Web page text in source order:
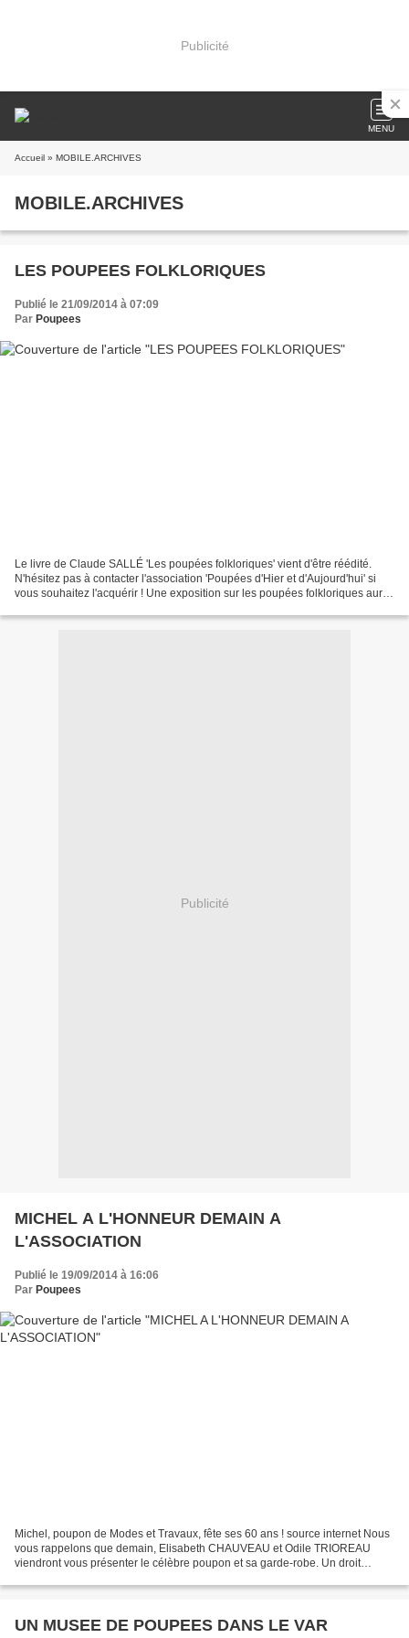
Publicité
MENU
Accueil » MOBILE.ARCHIVES
MOBILE.ARCHIVES
LES POUPEES FOLKLORIQUES
Publié le 21/09/2014 à 07:09
Par Poupees
Le livre de Claude SALLÉ 'Les poupées folkloriques' vient d'être réédité.
N'hésitez pas à contacter l'association 'Poupées d'Hier et d'Aujourd'hui' si
vous souhaitez l'acquérir ! Une exposition sur les poupées folkloriques aura
Publicité
MICHEL A L'HONNEUR DEMAIN A
L'ASSOCIATION
Publié le 19/09/2014 à 16:06
Par Poupees
Michel, poupon de Modes et Travaux, fête ses 60 ans ! source internet Nous
vous rappelons que demain, Elisabeth CHAUVEAU et Odile TRIOREAU
viendront vous présenter le célèbre poupon et sa garde-robe. Un droit
UN MUSEE DE POUPEES DANS LE VAR